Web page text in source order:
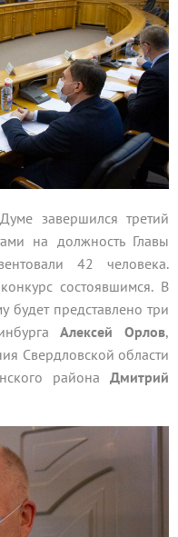
завершился третий
на должность Главы
42 человека.
состоявшимся. В
будет представлено три
Алексей Орлов,
Свердловской области
районаДмитрий